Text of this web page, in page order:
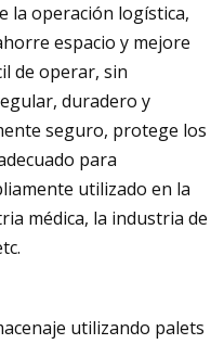
la operación logística,
espacio y mejore
de operar, sin
duradero y
seguro, protege los
para
utilizado en la
médica, la industria de
utilizando palets